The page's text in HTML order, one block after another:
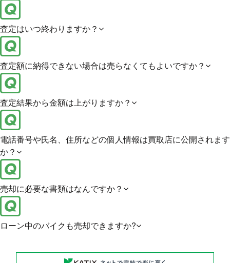
査定はいつ終わりますか？
査定額に納得できない場合は売らなくてもよいですか？
査定結果から金額は上がりますか？
電話番号や氏名、住所などの個人情報は買取店に公開されます
か？
売却に必要な書類はなんですか？
ローン中のバイクも売却できますか?